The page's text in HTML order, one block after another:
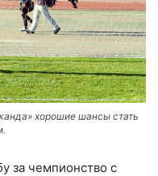
хорошие шансы стать
за чемпионство с